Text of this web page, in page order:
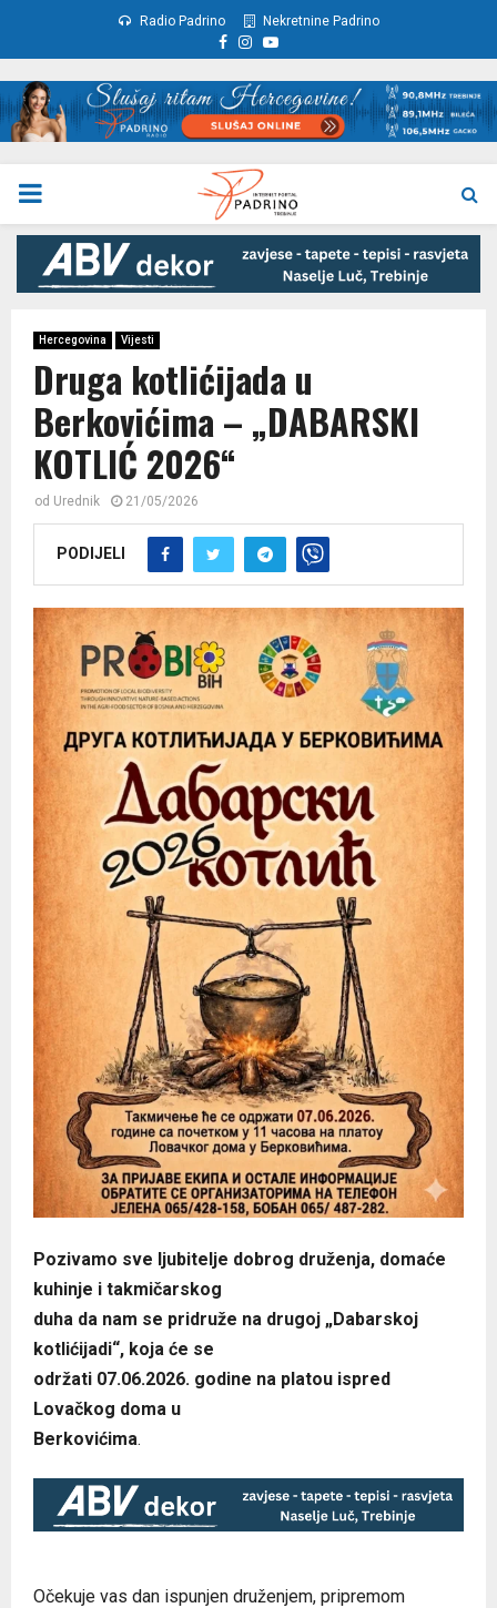
Radio Padrino Nekretnine Padrino
Facebook
Instagram
Youtube
PRIMARY
MENU
Hercegovina Vijesti
Druga kotlićijada u
Berkovićima – „DABARSKI
KOTLIĆ 2026“
od Urednik 21/05/2026
PODIJELI
Pozivamo sve ljubitelje dobrog druženja, domaće
kuhinje i takmičarskog
duha da nam se pridruže na drugoj „Dabarskoj
kotlićijadi“, koja će se
održati 07.06.2026. godine na platou ispred
Lovačkog doma u
Berkovićima.
Očekuje vas dan ispunjen druženjem, pripremom